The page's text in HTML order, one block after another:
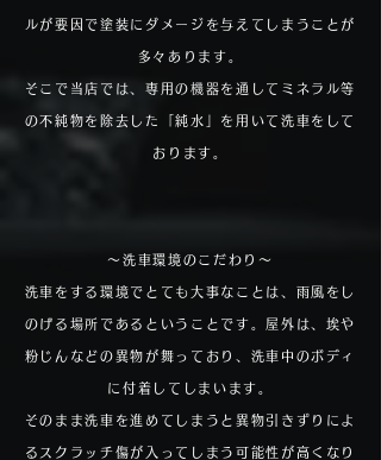
ルが要因で塗装にダメージを与えてしまうことが
多々あります。
そこで当店では、専用の機器を通してミネラル等
の不純物を除去した「純水」を用いて洗車をして
おります。
～洗車環境のこだわり～
洗車をする環境でとても大事なことは、雨風をし
のげる場所であるということです。屋外は、埃や
粉じんなどの異物が舞っており、洗車中のボディ
に付着してしまいます。
そのまま洗車を進めてしまうと異物引きずりによ
るスクラッチ傷が入ってしまう可能性が高くなり